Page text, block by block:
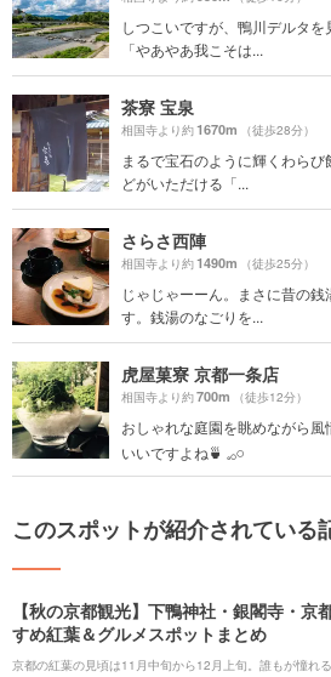
しつこいですが、鴨川デルタを
「やあやあ我こそは...
茶寮 宝泉
相国寺より約1670m （徒歩28分）
まるで宝石のように輝くわら
どがいただける「...
さらさ西陣
相国寺より約1490m （徒歩25分）
じゃじゃーーん。まさに昔の
す。銭湯のなごりを...
虎屋菓寮 京都一条店
相国寺より約700m （徒歩12分）
おしゃれな庭園を眺めながら
いいですよね🍵 𓈒𓂂𓏸
このスポットが紹介されている
【秋の京都観光】下鴨神社・銀閣寺・京
すめ紅葉＆グルメスポットまとめ
京都の紅葉の見頃は11月中旬から12月上旬。誰もが憧れ